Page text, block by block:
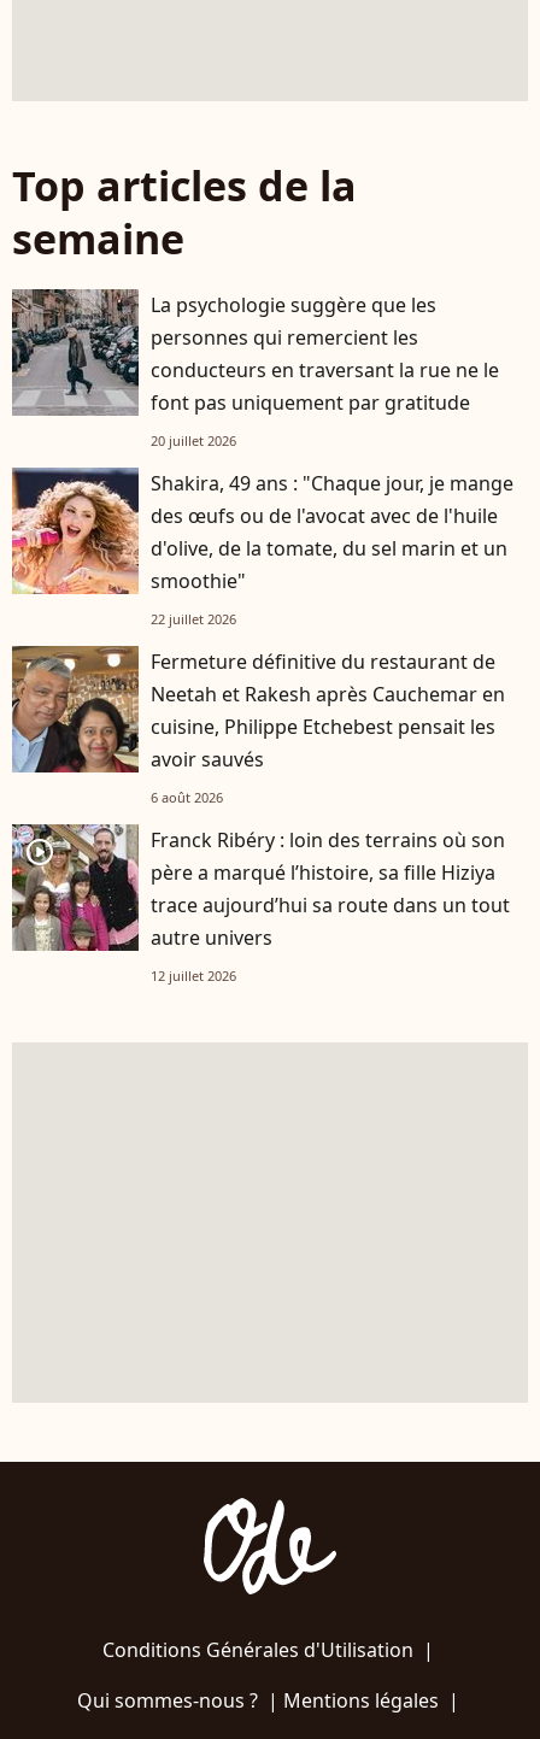
Top articles de la
semaine
La psychologie suggère que les
personnes qui remercient les
conducteurs en traversant la rue ne le
font pas uniquement par gratitude
20 juillet 2026
Shakira, 49 ans : "Chaque jour, je mange
des œufs ou de l'avocat avec de l'huile
d'olive, de la tomate, du sel marin et un
smoothie"
22 juillet 2026
Fermeture définitive du restaurant de
Neetah et Rakesh après Cauchemar en
cuisine, Philippe Etchebest pensait les
avoir sauvés
6 août 2026
player2
Franck Ribéry : loin des terrains où son
père a marqué l’histoire, sa fille Hiziya
trace aujourd’hui sa route dans un tout
autre univers
12 juillet 2026
Conditions Générales d'Utilisation |
Qui sommes-nous ?| Mentions légales |